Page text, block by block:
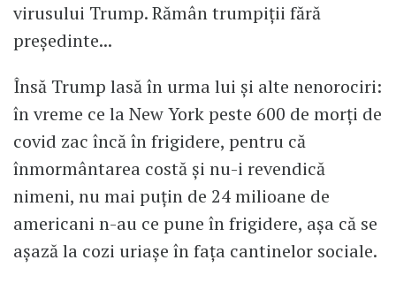
virusului Trump. Rămân trumpiții fără
președinte...
Însă Trump lasă în urma lui și alte nenorociri:
în vreme ce la New York peste 600 de morți de
covid zac încă în frigidere, pentru că
înmormântarea costă și nu-i revendică
nimeni, nu mai puțin de 24 milioane de
americani n-au ce pune în frigidere, așa că se
așază la cozi uriașe în fața cantinelor sociale.